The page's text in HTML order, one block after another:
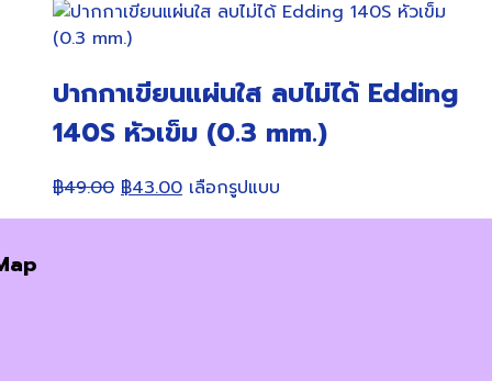
ปากกาเขียนแผ่นใส ลบไม่ได้ Edding
140S หัวเข็ม (0.3 mm.)
฿49.00 Original
price
฿43.00Current
price
เลือกรูปแบบ
product